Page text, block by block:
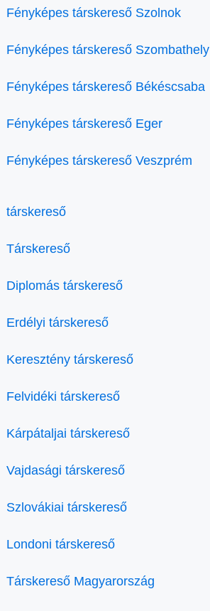
Fényképes társkereső Szolnok
Fényképes társkereső Szombathely
Fényképes társkereső Békéscsaba
Fényképes társkereső Eger
Fényképes társkereső Veszprém
társkereső
Társkereső
Diplomás társkereső
Erdélyi társkereső
Keresztény társkereső
Felvidéki társkereső
Kárpátaljai társkereső
Vajdasági társkereső
Szlovákiai társkereső
Londoni társkereső
Társkereső Magyarország